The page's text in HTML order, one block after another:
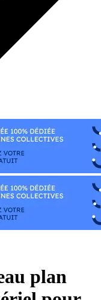
plan